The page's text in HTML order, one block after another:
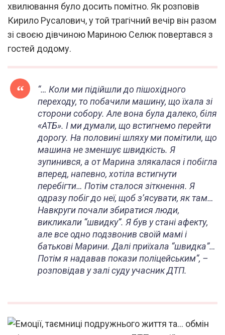
хвилювання було досить помітно. Як розповів
Кирило Русалович, у той трагічний вечір він разом
зі своєю дівчиною Мариною Селюк повертався з
гостей додому.
“… Коли ми підійшли до пішохідного
переходу, то побачили машину, що їхала зі
сторони собору. Але вона була далеко, біля
«АТБ». І ми думали, що встигнемо перейти
дорогу. На половині шляху ми помітили, що
машина не зменшує швидкість. Я
зупинився, а от Марина злякалася і побігла
вперед, напевно, хотіла встигнути
перебігти… Потім сталося зіткнення. Я
одразу побіг до неї, щоб з’ясувати, як там…
Навкруги почали збиратися люди,
викликали “швидку”. Я був у стані афекту,
але все одно подзвонив своїй мамі і
батькові Марини. Далі приїхала “швидка”…
Потім я надавав покази поліцейським“, –
розповідав у залі суду учасник ДТП.